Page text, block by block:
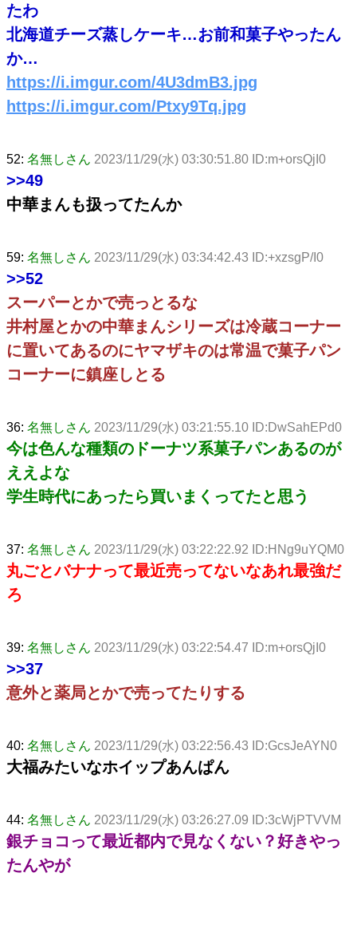
たわ
北海道チーズ蒸しケーキ…お前和菓子やったん
か…
https://i.imgur.com/4U3dmB3.jpg
https://i.imgur.com/Ptxy9Tq.jpg
52: 名無しさん 2023/11/29(水) 03:30:51.80 ID:m+orsQjI0
>>49
中華まんも扱ってたんか
59: 名無しさん 2023/11/29(水) 03:34:42.43 ID:+xzsgP/I0
>>52
スーパーとかで売っとるな
井村屋とかの中華まんシリーズは冷蔵コーナー
に置いてあるのにヤマザキのは常温で菓子パン
コーナーに鎮座しとる
36: 名無しさん 2023/11/29(水) 03:21:55.10 ID:DwSahEPd0
今は色んな種類のドーナツ系菓子パンあるのが
ええよな
学生時代にあったら買いまくってたと思う
37: 名無しさん 2023/11/29(水) 03:22:22.92 ID:HNg9uYQM0
丸ごとバナナって最近売ってないなあれ最強だ
ろ
39: 名無しさん 2023/11/29(水) 03:22:54.47 ID:m+orsQjI0
>>37
意外と薬局とかで売ってたりする
40: 名無しさん 2023/11/29(水) 03:22:56.43 ID:GcsJeAYN0
大福みたいなホイップあんぱん
44: 名無しさん 2023/11/29(水) 03:26:27.09 ID:3cWjPTVVM
銀チョコって最近都内で見なくない？好きやっ
たんやが